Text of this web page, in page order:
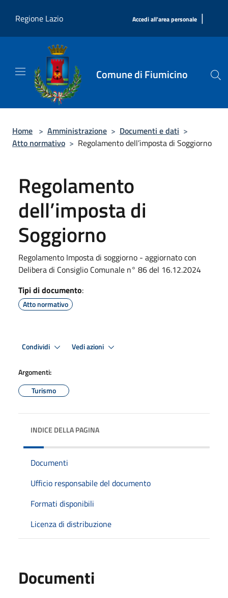
Regione Lazio
Accedi all'area personale |
Comune di Fiumicino
Home > Amministrazione > Documenti e dati >
Atto normativo > Regolamento dell’imposta di Soggiorno
Regolamento
dell’imposta di
Soggiorno
Regolamento Imposta di soggiorno - aggiornato con
Delibera di Consiglio Comunale n° 86 del 16.12.2024
Tipi di documento:
Atto normativo
Condividi Vedi azioni
Argomenti:
Turismo
INDICE DELLA PAGINA
Documenti
Ufficio responsabile del documento
Formati disponibili
Licenza di distribuzione
Documenti